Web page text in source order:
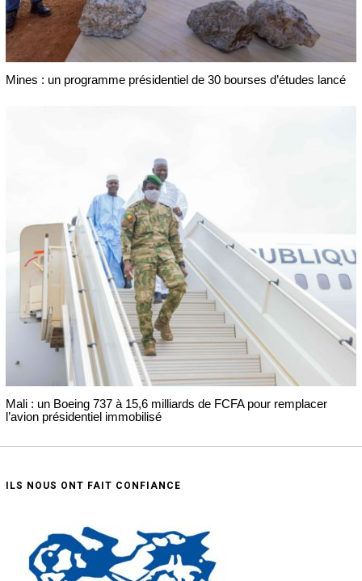
Mines : un programme présidentiel de 30 bourses d’études lancé
Mali : un Boeing 737 à 15,6 milliards de FCFA pour remplacer
l’avion présidentiel immobilisé
ILS NOUS ONT FAIT CONFIANCE